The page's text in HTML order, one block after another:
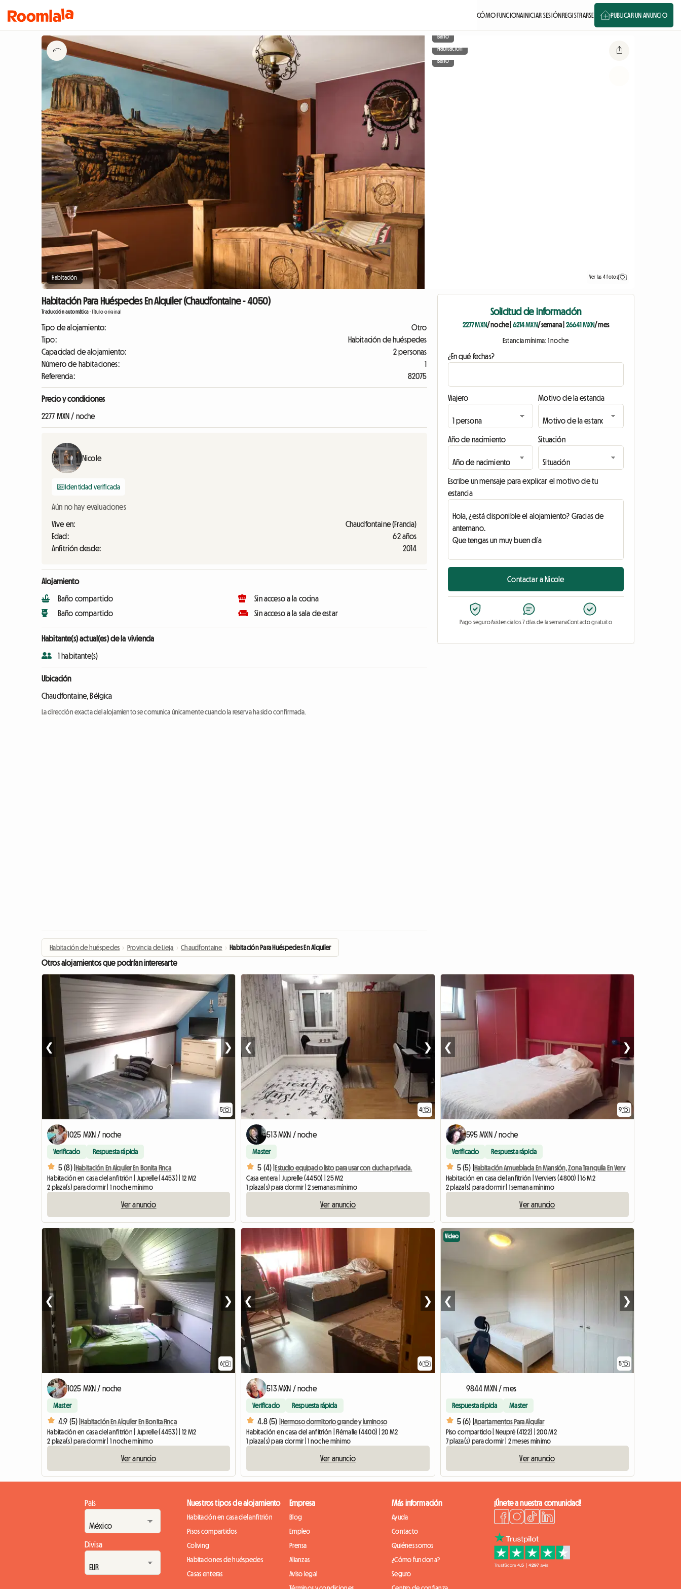
CÓMO FUNCIONAINICIAR SESIÓNREGISTRARSE PUBLICAR UN ANUNCIO
Habitación
Baño
Habitación
Baño
Ver las 4 fotos
Habitación Para Huéspedes En Alquiler (Chaudfontaine - 4050)
Traducción automática-Título original
Tipo de alojamiento:
Otro
Tipo:
Habitación de huéspedes
Capacidad de alojamiento:
2 personas
Número de habitaciones:
1
Referencia:
82075
Precio y condiciones
2277 MXN / noche
Nicole
Identidad verificada
Aún no hay evaluaciones
Vive en:
Chaudfontaine (Francia)
Edad:
62 años
Anfitrión desde:
2014
Alojamiento
Baño compartido
Baño compartido
Sin acceso a la cocina
Sin acceso a la sala de estar
Habitante(s) actual(es) de la vivienda
1 habitante(s)
Ubicación
Chaudfontaine, Bélgica
La dirección exacta del alojamiento se comunica únicamente cuando la reserva ha sido confirmada.
Solicitud de información
2277 MXN/ noche| 6214 MXN/ semana 26641 MXN/ mes
Estancia mínima: 1 noche
¿En qué fechas?
Viajero Motivo de la estancia
Año de nacimiento Situación
Escribe un mensaje para explicar el motivo de tu
estancia
Contactar a Nicole
Pago seguroAsistencia los 7 días de la semanaContacto gratuito
Habitación de huéspedes › Provincia de Lieja › Chaudfontaine › Habitación Para Huéspedes En Alquiler
Otros alojamientos que podrían interesarte
5
❮ ❯
1025 MXN / noche
Verificado Respuesta rápida
5 (8) |Habitación En Alquiler En Bonita Finca
Habitación en casa del anfitrión | Juprelle (4453) | 12 M2
2 plaza(s) para dormir | 1 noche mínimo
Ver anuncio
4
❮ ❯
513 MXN / noche
Master
5 (4) |Estudio equipado listo para usar con ducha privada.
Casa entera | Juprelle (4450) | 25 M2
1 plaza(s) para dormir | 2 semanas mínimo
Ver anuncio
9
❮ ❯
595 MXN / noche
Verificado Respuesta rápida
5 (5) |
Habitación Amueblada En Mansión, Zona Tranquila En Verv
Habitación en casa del anfitrión | Verviers (4800) | 16 M2
2 plaza(s) para dormir | 1 semana mínimo
Ver anuncio
6
❮ ❯
1025 MXN / noche
Master
4.9 (5) |Habitación En Alquiler En Bonita Finca
Habitación en casa del anfitrión | Juprelle (4453) | 12 M2
2 plaza(s) para dormir | 1 noche mínimo
Ver anuncio
6
❮ ❯
513 MXN / noche
Verificado Respuesta rápida
4.8 (5) |
Hermoso dormitorio grande y luminoso
Habitación en casa del anfitrión | Flémalle (4400) | 20 M2
1 plaza(s) para dormir | 1 noche mínimo
Ver anuncio
5
Video
❮ ❯
9844 MXN / mes
Respuesta rápida Master
5 (6) | Apartamentos Para Alquilar
Piso compartido | Neupré (4122) | 200 M2
7 plaza(s) para dormir | 2 meses mínimo
Ver anuncio
País
Divisa
Nuestros tipos de alojamiento
Habitación en casa del anfitrión
Pisos compartidos
Coliving
Habitaciones de huéspedes
Casas enteras
Empresa
Blog
Empleo
Prensa
Alianzas
Aviso legal
Más información
Ayuda
Contacto
Quiénes somos
¿Cómo funciona?
Seguro
¡Únete a nuestra comunidad!